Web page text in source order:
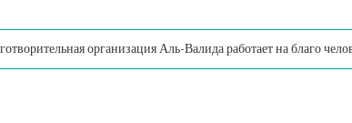
организация Аль-Валида работает на благо